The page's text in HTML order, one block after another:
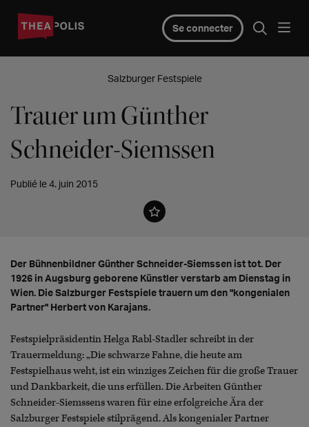
Se connecter
Salzburger Festspiele
Trauer um Günther
Schneider-Siemssen
Publié le 4. juin 2015
Der Bühnenbildner Günther Schneider-Siemssen ist tot. Der
1926 in Augsburg geborene Künstler verstarb am Dienstag in
Wien. Die Salzburger Festspiele trauern um den "kongenialen
Partner" Herbert von Karajans.
Festspielpräsidentin Helga Rabl-Stadler schreibt in der
Trauermeldung: „Die schwarze Fahne, die heute am
Festspielhaus weht, ist ein winziges Zeichen für die große Trauer
und Dankbarkeit, die uns erfüllen. Die Arbeiten Günther
Schneider-Siemssens waren für eine erfolgreiche Ära der
Salzburger Festspiele stilprägend. Als kongenialer Partner